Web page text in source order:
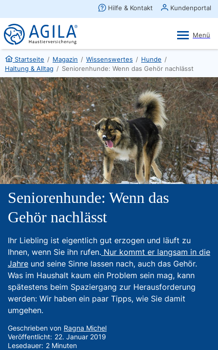
Startseite / Magazin / Wissenswertes / Hunde /
Haltung & Alltag / Seniorenhunde: Wenn das Gehör nachlässt
Seniorenhunde: Wenn das
Gehör nachlässt
Ihr Liebling ist eigentlich gut erzogen und läuft zu
Ihnen, wenn Sie ihn rufen. Nur kommt er langsam in die
Jahre und seine Sinne lassen nach, auch das Gehör.
Was im Haushalt kaum ein Problem sein mag, kann
spätestens beim Spaziergang zur Herausforderung
werden: Wir haben ein paar Tipps, wie Sie damit
umgehen.
Geschrieben von Ragna Michel
Veröffentlicht: 22. Januar 2019
Lesedauer: 2 Minuten
×
AGILA Kunden-App
Gratis - Im Play Store laden
Ansehen